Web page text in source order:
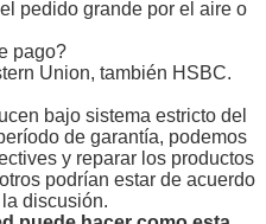
pedido grande por el aire o
pago?
Union, también HSBC.
bajo sistema estricto del
de garantía, podemos
y reparar los productos
podrían estar de acuerdo
discusión.